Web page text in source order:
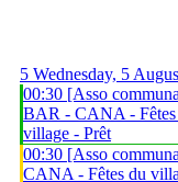
5 Wednesday, 5
00:30 [Asso
BAR - CANA - Fêtes
village - Prêt
00:30 [Asso
CANA - Fêtes du